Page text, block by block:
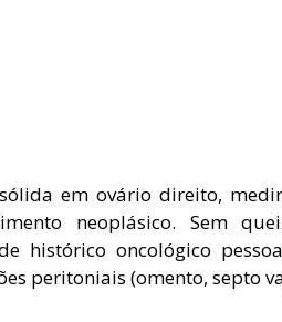
em ovário direito,
neoplásico. Sem
histórico oncológico
peritoniais (omento, septo